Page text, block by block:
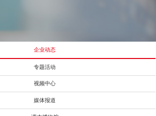
企业动态
专题活动
视频中心
媒体报道